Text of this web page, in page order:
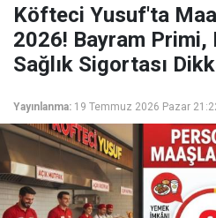
Köfteci Yusuf'ta
2026! Bayram Primi,
Sağlık Sigortası
Yayınlanma: 19 Temmuz 2026 Pazar